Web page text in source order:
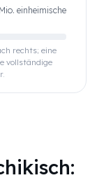
einheimische
rechts; eine
vollständige